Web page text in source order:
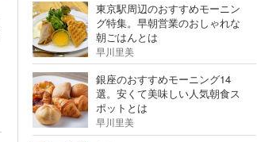
東京駅周辺のおすすめモーニン
グ特集。早朝営業のおしゃれな
朝ごはんとは
早川里美
銀座のおすすめモーニング14
選。安くて美味しい人気朝食ス
ポットとは
早川里美